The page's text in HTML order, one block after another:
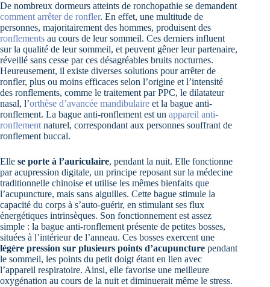
De nombreux dormeurs atteints de ronchopathie se demandent
comment arrêter de ronfler. En effet, une multitude de
personnes, majoritairement des hommes, produisent des
ronflements au cours de leur sommeil. Ces derniers influent
sur la qualité de leur sommeil, et peuvent gêner leur partenaire,
réveillé sans cesse par ces désagréables bruits nocturnes.
Heureusement, il existe diverses solutions pour arrêter de
ronfler, plus ou moins efficaces selon l’origine et l’intensité
des ronflements, comme le traitement par PPC, le dilatateur
nasal, l’orthèse d’avancée mandibulaire et la bague anti-
ronflement. La bague anti-ronflement est un appareil anti-
ronflement naturel, correspondant aux personnes souffrant de
ronflement buccal.
Elle se porte à l’auriculaire, pendant la nuit. Elle fonctionne
par acupression digitale, un principe reposant sur la médecine
traditionnelle chinoise et utilise les mêmes bienfaits que
l’acupuncture, mais sans aiguilles. Cette bague stimule la
capacité du corps à s’auto-guérir, en stimulant ses flux
énergétiques intrinsèques. Son fonctionnement est assez
simple : la bague anti-ronflement présente de petites bosses,
situées à l’intérieur de l’anneau. Ces bosses exercent une
légère pression sur plusieurs points d’acupuncture pendant
le sommeil, les points du petit doigt étant en lien avec
l’appareil respiratoire. Ainsi, elle favorise une meilleure
oxygénation au cours de la nuit et diminuerait même le stress.